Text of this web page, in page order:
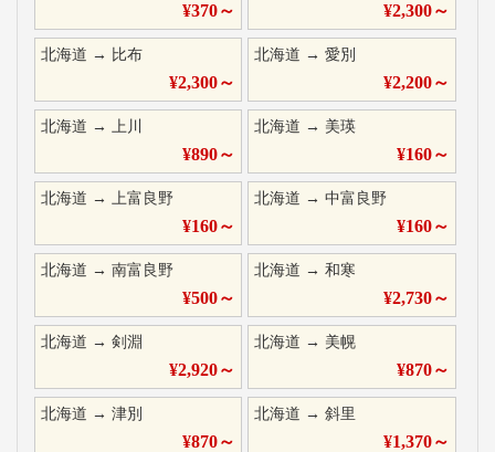
¥370～ ¥2,300～
北海道 → 比布
¥2,300～
北海道 →愛別
¥2,200～
北海道 → 上川
¥890～
北海道 → 美瑛
¥160～
北海道 → 上富良野
¥160～
北海道 →中富良野
¥160～
北海道 → 南富良野
¥500～
北海道 →和寒
¥2,730～
北海道 → 剣淵
¥2,920～
北海道 → 美幌
¥870～
北海道 → 津別
¥870～
北海道 →斜里
¥1,370～